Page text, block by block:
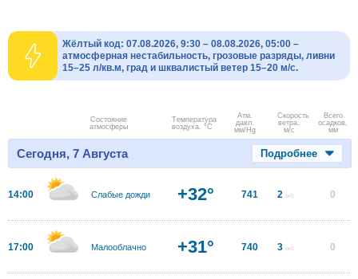
Жёлтый код: 07.08.2026, 9:30 – 08.08.2026, 05:00 –
атмосферная нестабильность, грозовые разряды, ливни
15–25 л/кв.м, град и шквалистый ветер 15–20 м/с.
Состояние
атмосферы
Температура
воздуха, °C
Атм.
давл.
мм/Hg
Скорость
ветра.
м/с
Всего
осадков,
мм
Сегодня, 7 Августа Подробнее
14:00 Слабые дожди +32° 741 2 м/с 0
17:00 Малооблачно +31° 740 3 м/с 0